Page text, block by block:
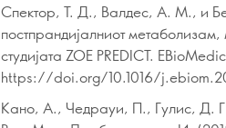
Спектор, Т. Д., Валдес, А. М., и
постпрандијалниот метаболизам,
студијата ZOE PREDICT.
https://doi.org/10.1016/
Кано, А., Чедрауи, П., Гулис, Д.